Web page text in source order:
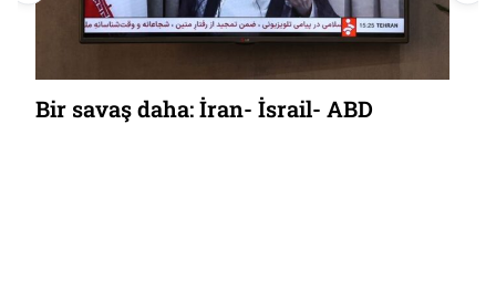
Bir savaş daha: İran- İsrail- ABD